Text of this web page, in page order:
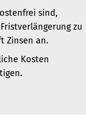
sind,
zu
Zinsen an.
Kosten